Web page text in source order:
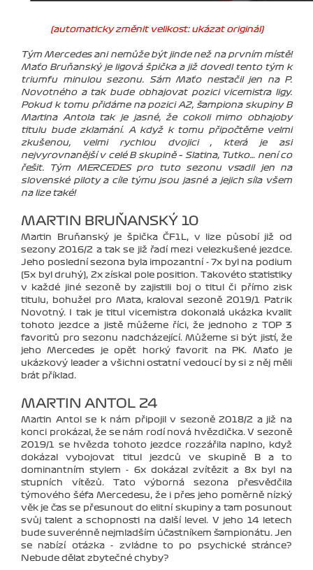
(automaticky změnit velikost: ukázat originál)
Tým Mercedes ani nemůže být jinde než na prvním místě!
Maťo Bruňanský je ligová špička a již dovedl tento tým k
triumfu minulou sezonu. Sám Maťo nestačil jen na P.
Novotného a tak bude obhajovat pozici vicemistra ligy.
Pokud k tomu přidáme na pozici A2, šampiona skupiny B
Martina Antola tak je jasné, že cokoli mimo obhajoby
titulu bude zklamání. A když k tomu připočtěme velmi
zkušenou, velmi rychlou dvojici , která je asi
nejvyrovnanější v celé B skupině – Slatina, Tutko… není co
řešit. Tým MERCEDES pro tuto sezonu vsadil jen na
slovenské piloty a cíle týmu jsou jasné a jejich síla všem
na lize také!
MARTIN BRUŇANSKÝ 10
Martin Bruňanský je špička ČF1L, v lize působí již od
sezony 2016/2 a tak se již řadí mezi velezkušené jezdce.
Jeho poslední sezona byla impozantní - 7x byl na podium
(5x byl druhý), 2x získal pole position. Takovéto statistiky
v každé jiné sezoně by zajistili boj o titul či přímo zisk
titulu, bohužel pro Maťa, kraloval sezoně 2019/1 Patrik
Novotný. I tak je titul vicemistra dokonalá ukázka kvalit
tohoto jezdce a jistě můžeme říci, že jednoho z TOP 3
favoritů pro sezonu nadcházející. Můžeme si být jistí, že
jeho Mercedes je opět horký favorit na PK. Maťo je
ukázkový leader a všichni ostatní vedoucí by si z něj měli
brát příklad.
MARTIN ANTOL 24
Martin Antol se k nám připojil v sezoně 2018/2 a již na
konci prokázal, že se nám rodí nová hvězdička. V sezoně
2019/1 se hvězda tohoto jezdce rozzářila naplno, když
dokázal vybojovat titul jezdců ve skupině B a to
dominantním stylem - 6x dokázal zvítězit a 8x byl na
stupních vítězů. Tato výborná sezona přesvědčila
týmového šéfa Mercedesu, že i přes jeho poměrně nízký
věk je čas se přesunout do elitní skupiny a tam posunout
svůj talent a schopnosti na další level. V jeho 14 letech
bude suverénně nejmladším účastníkem šampionátu. Jen
se nabízí otázka - zvládne to po psychické stránce?
Nebude dělat zbytečné chyby?